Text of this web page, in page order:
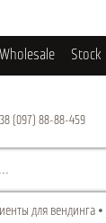
Wholesale Stock
(097) 88-88-459
для вендинга